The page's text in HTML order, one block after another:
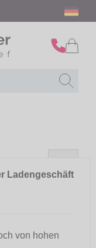
Ladengeschäft
von hohen